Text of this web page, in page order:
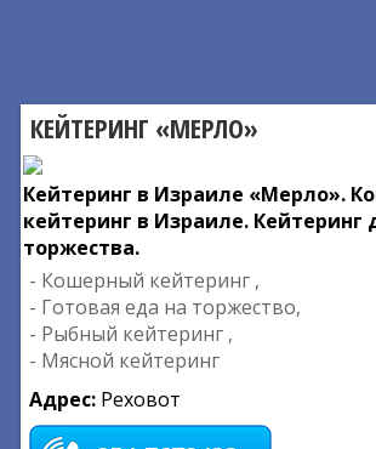
КЕЙТЕРИНГ «МЕРЛО»
Кейтеринг в Израиле «Мерло».
кейтеринг в Израиле. Кейтеринг
торжества.
- Кошерный кейтеринг ,
- Готовая еда на торжество,
- Рыбный кейтеринг ,
- Мясной кейтеринг
Адрес: Реховот